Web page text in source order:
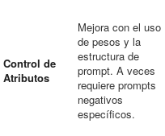
Control de
Atributos
Mejora con el uso
de pesos y la
estructura de
prompt. A veces
requiere prompts
negativos
específicos.